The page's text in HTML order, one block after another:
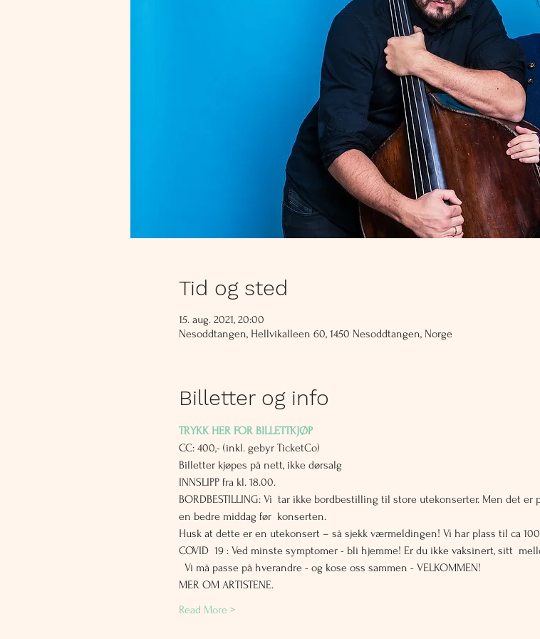
Tid og sted
15. aug. 2021, 20:00
Nesoddtangen, Hellvikalleen 60, 1450 Nesoddtangen, Norge
Billetter og info
TRYKK HER FOR BILLETTKJØP
CC: 400,- (inkl. gebyr TicketCo)
Billetter kjøpes på nett, ikke dørsalg
INNSLIPP fra kl. 18.00.
BORDBESTILLING: Vi  tar ikke bordbestilling til store utekonserter. Men det
en bedre middag før  konserten.
Husk at dette er en utekonsert – så sjekk værmeldingen! Vi har plass til ca
COVID  19 : Ved minste symptomer - bli hjemme! Er du ikke vaksinert, sitt
Vi må passe på hverandre - og kose oss sammen - VELKOMMEN!
MER OM ARTISTENE.
Read More >